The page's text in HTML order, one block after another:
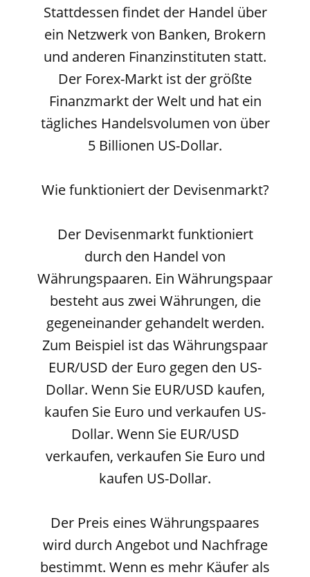
Stattdessen findet der Handel über
ein Netzwerk von Banken, Brokern
und anderen Finanzinstituten statt.
Der Forex-Markt ist der größte
Finanzmarkt der Welt und hat ein
tägliches Handelsvolumen von über
5 Billionen US-Dollar.
Wie funktioniert der Devisenmarkt?
Der Devisenmarkt funktioniert
durch den Handel von
Währungspaaren. Ein Währungspaar
besteht aus zwei Währungen, die
gegeneinander gehandelt werden.
Zum Beispiel ist das Währungspaar
EUR/USD der Euro gegen den US-
Dollar. Wenn Sie EUR/USD kaufen,
kaufen Sie Euro und verkaufen US-
Dollar. Wenn Sie EUR/USD
verkaufen, verkaufen Sie Euro und
kaufen US-Dollar.
Der Preis eines Währungspaares
wird durch Angebot und Nachfrage
bestimmt. Wenn es mehr Käufer als